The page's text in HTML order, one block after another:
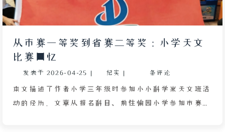
一位老同学刘柏林，他提醒今天是高年级回校日。
“我”解释自己已读高二，但内心却隐瞒了其实只上过
蹩脚借口搪塞。他未追问便离去。“我”回家后睡着，
醒来发现一切都是梦，可心里却充满温热明亮的感觉，
脑中浮现外婆在世时的慈祥模样，眼眶发热却嘴角带
笑。
从市赛一等奖到省赛二等奖：小学天文
比赛回忆
发表于 2026-04-25 | 纪实 | 条评论
本文描述了作者小学三年级时参加小小科学家天文班活
动的经历。文章从报名科目、前往愉园小学参加市赛写